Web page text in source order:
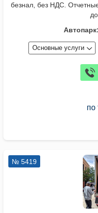
безнал, без НДС.
Автопарк:
Основные услуги
по
№ 5419